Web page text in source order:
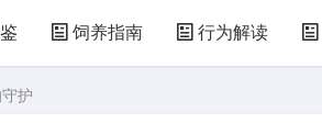
饲养指南 行为解读
护